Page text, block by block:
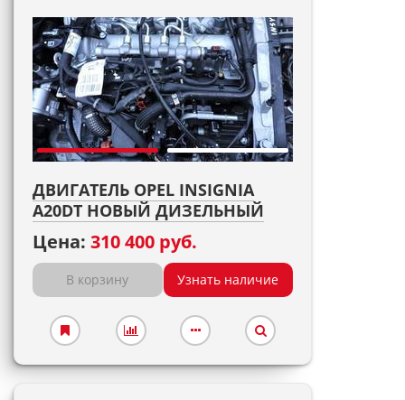
ДВИГАТЕЛЬ OPEL INSIGNIA
A20DT НОВЫЙ ДИЗЕЛЬНЫЙ
Цена: 310 400 руб.
В корзину Узнать наличие